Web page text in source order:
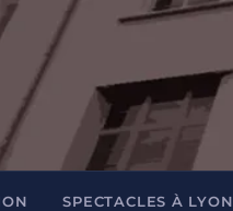
SPECTACLES À LYON